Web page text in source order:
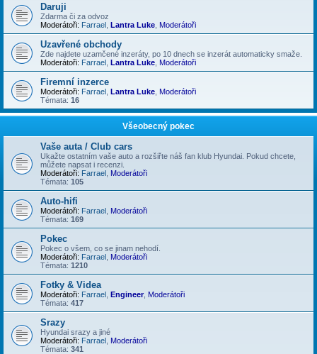
Daruji
Zdarma či za odvoz
Moderátoři: Farrael Lantra Luke Moderátoři
Uzavřené obchody
Zde najdete uzamčené inzeráty, po 10 dnech se inzerát automaticky smaže.
Moderátoři: Farrael Lantra Luke Moderátoři
Firemní inzerce
Moderátoři: Farrael Lantra Luke Moderátoři
Témata: 16
Všeobecný pokec
Vaše auta / Club cars
Ukažte ostatním vaše auto a rozšiřte náš fan klub Hyundai. Pokud chcete,
můžete napsat i recenzi.
Moderátoři: Farrael Moderátoři
Témata: 105
Auto-hifi
Moderátoři: Farrael Moderátoři
Témata: 169
Pokec
Pokec o všem, co se jinam nehodí.
Moderátoři: Farrael Moderátoři
Témata: 1210
Fotky & Videa
Moderátoři: Farrael Engineer, Moderátoři
Témata: 417
Srazy
Hyundai srazy a jiné
Moderátoři: Farrael Moderátoři
Témata: 341